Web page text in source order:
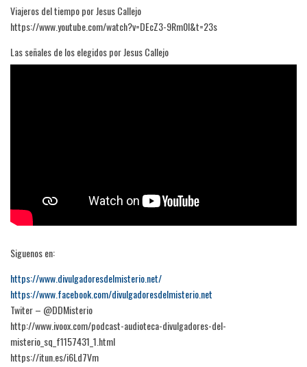
Viajeros del tiempo por Jesus Callejo
https://www.youtube.com/watch?v=DEcZ3-9Rm0I&t=23s
Las señales de los elegidos por Jesus Callejo
Siguenos en:
https://www.divulgadoresdelmisterio.net/
https://www.facebook.com/divulgadoresdelmisterio.net
Twiter – @DDMisterio
http://www.ivoox.com/podcast-audioteca-divulgadores-del-
misterio_sq_f1157431_1.html
https://itun.es/i6Ld7Vm